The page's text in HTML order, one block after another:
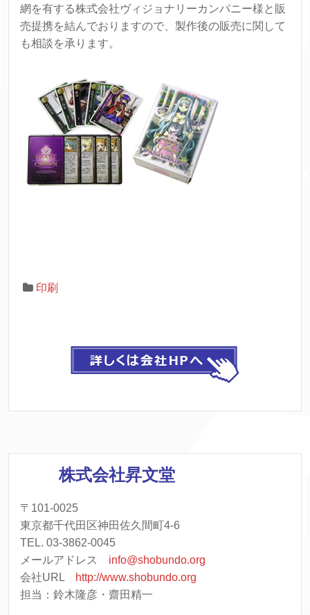
網を有する株式会社ヴィジョナリーカンパニー様と販
売提携を結んでおりますので、製作後の販売に関して
も相談を承ります。
印刷
株式会社昇文堂
〒101-0025
東京都千代田区神田佐久間町4-6
TEL. 03-3862-0045
メールアドレス info@shobundo.org
会社URL
http://www.shobundo.org
担当：鈴木隆彦・齋田精一